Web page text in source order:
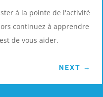
à la pointe de l'activité
continuez à apprendre
de vous aider.
NEXT →